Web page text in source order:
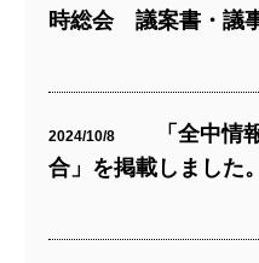
時総会 議案書・議
2024/10/8
「全中情
合」を掲載しました。